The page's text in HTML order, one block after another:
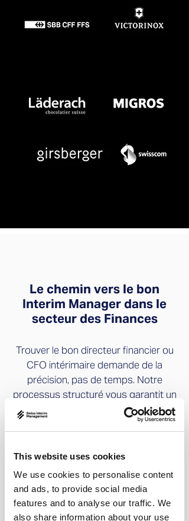
This website uses cookies
We use cookies to personalise content
and ads, to provide social media
features and to analyse our traffic. We
also share information about your use
Le chemin vers le bon
Interim Manager dans le
secteur des Finances
Trouver le bon directeur financier ou
CFO intérimaire demande de la
précision, pas de temps. Notre
processus structuré vous garantit un
dirigeant financier qualifié et vérifié en
poste en quelques jours.
1